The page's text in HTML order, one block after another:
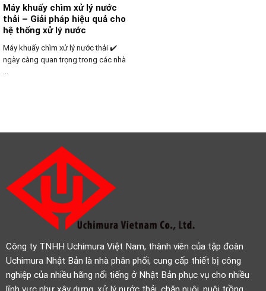
Máy khuấy chìm xử lý nước
thải – Giải pháp hiệu quả cho
hệ thống xử lý nước
Máy khuấy chìm xử lý nước thải ✔️
ngày càng quan trọng trong các nhà
Công ty TNHH Uchimura Việt Nam, thành viên của tập đoàn
Uchimura Nhật Bản là nhà phân phối, cung cấp thiết bị công
nghiệp của nhiều hãng nổi tiếng ở Nhật Bản phục vụ cho nhiều